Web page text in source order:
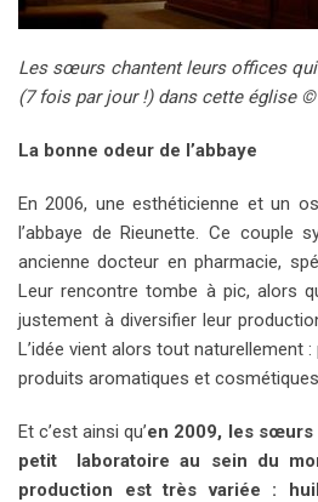
Les sœurs chantent leurs offices
(7 fois par jour !) dans cette église
La bonne odeur de l’abbaye
En 2006, une esthéticienne et un
l’abbaye de Rieunette. Ce couple
ancienne docteur en pharmacie,
Leur rencontre tombe à pic, alors
justement à diversifier leur
L’idée vient alors tout naturellement
produits aromatiques et
Et c’est ainsi qu’en 2009, les sœurs
petit laboratoire au sein du
production est très variée :